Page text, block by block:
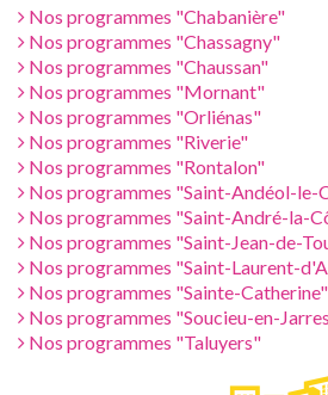
Nos programmes "Chabanière"
Nos programmes "Chassagny"
Nos programmes "Chaussan"
Nos programmes "Mornant"
Nos programmes "Orliénas"
Nos programmes "Riverie"
Nos programmes "Rontalon"
Nos programmes "Saint-Andéol-le-
Nos programmes "Saint-André-la-
Nos programmes "Saint-Jean-de-
Nos programmes "Saint-Laurent-
Nos programmes "Sainte-Catherine"
Nos programmes "Soucieu-en-
Nos programmes "Taluyers"